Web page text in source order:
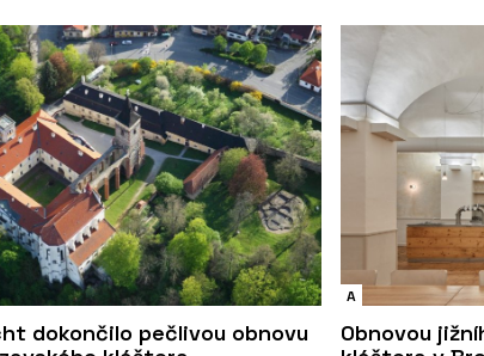
dokončilo pečlivou obnovu
A
Obnovou